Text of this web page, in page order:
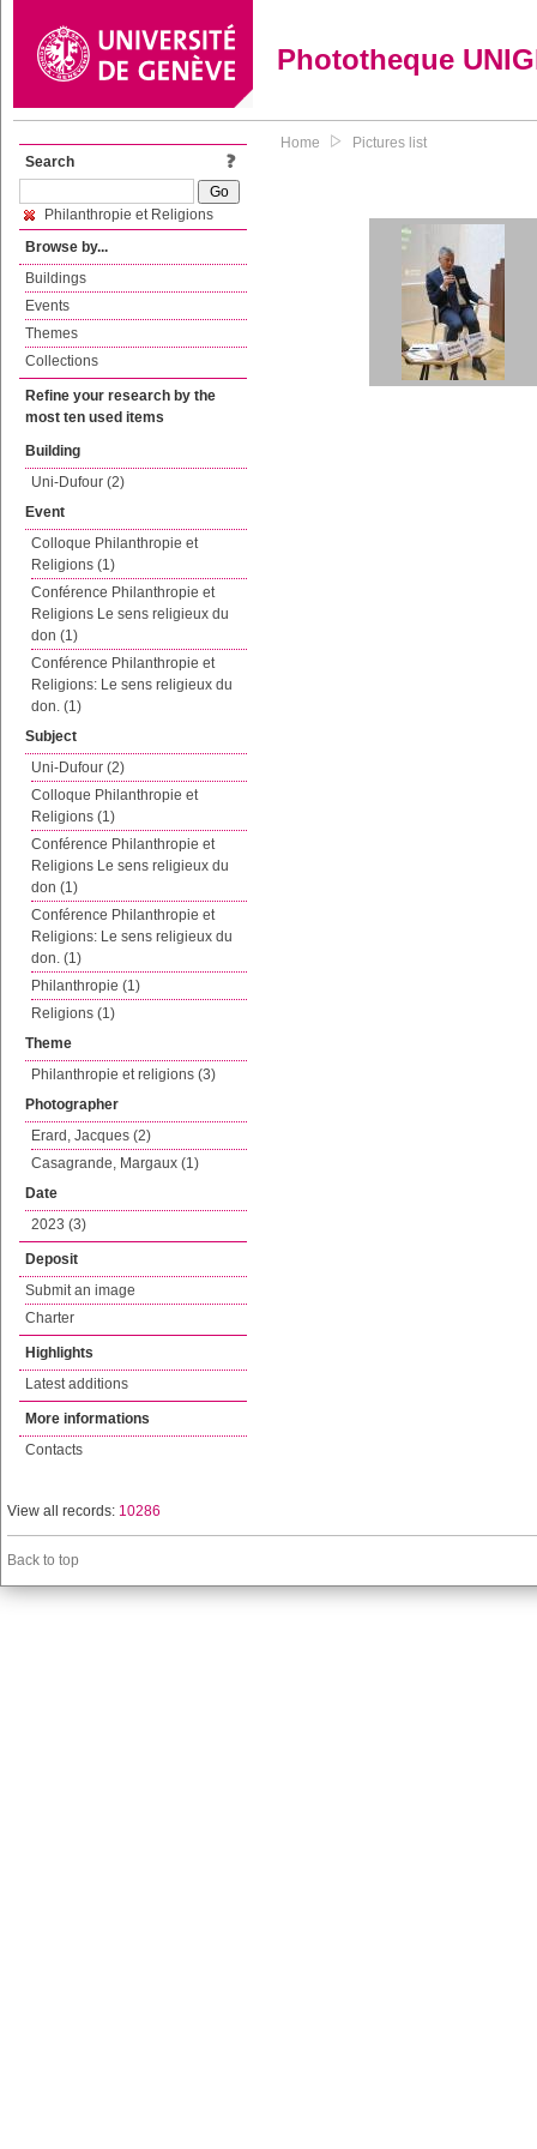
Phototheque
Search
Philanthropie et Religions
Browse by...
Buildings
Events
Themes
Collections
Refine your research by the
most ten used items
Building
Uni-Dufour (2)
Event
Colloque Philanthropie et
Religions (1)
Conférence Philanthropie et
Religions Le sens religieux du
don (1)
Conférence Philanthropie et
Religions: Le sens religieux du
don. (1)
Subject
Uni-Dufour (2)
Colloque Philanthropie et
Religions (1)
Conférence Philanthropie et
Religions Le sens religieux du
don (1)
Conférence Philanthropie et
Religions: Le sens religieux du
don. (1)
Philanthropie (1)
Religions (1)
Theme
Philanthropie et religions (3)
Photographer
Erard, Jacques (2)
Casagrande, Margaux (1)
Date
2023 (3)
Deposit
Submit an image
Charter
Highlights
Latest additions
More informations
Contacts
Home Pictures list
View all records: 10286
Back to top